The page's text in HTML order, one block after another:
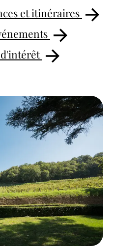
et itinéraires
d'intérêt